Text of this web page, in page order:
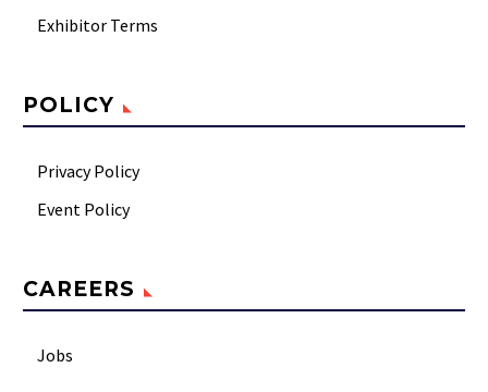
Exhibitor Terms
POLICY
Privacy Policy
Event Policy
CAREERS
Jobs